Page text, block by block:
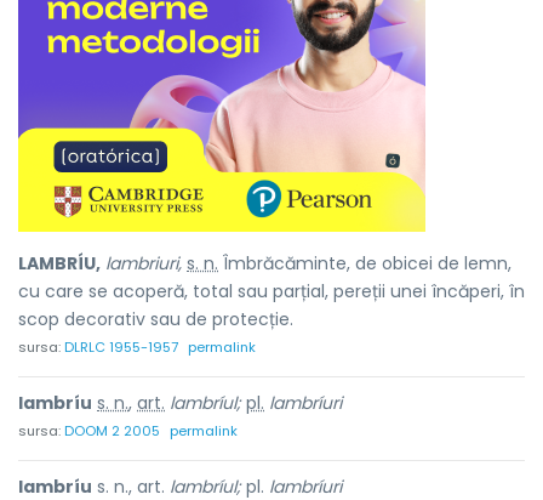
LAMBRÍU, lambriuri, s. n. Îmbrăcăminte, de obicei de lemn,
cu care se acoperă, total sau parțial, pereții unei încăperi, în
scop decorativ sau de protecție.
sursa:DLRLC 1955-1957 permalink
lambríu s. n., art. lambríul; pl. lambríuri
sursa:DOOM 2 2005 permalink
lambríu s. n., art. lambríul;pl. lambríuri